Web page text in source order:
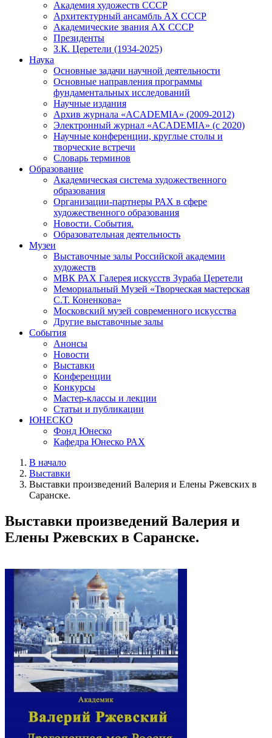
Академия художеств СССР
Архитектурный ансамбль АХ СССР
Академические звания АХ СССР
Президенты
З.К. Церетели (1934-2025)
Наука
Основные задачи научной деятельности
Основные направления программы
фундаментальных исследований
Научные издания
Архив журнала «ACADEMIA» (2009-2012)
Электронный журнал «ACADEMIA» (с 2020)
Научные конференции, круглые столы и
творческие встречи
Словарь терминов
Образование
Академическая система художественного
образования
Организации-партнеры РАХ в сфере
художественного образования
Новости. События.
Образовательная деятельность
Музеи
Выставочные залы Российской академии
художеств
МВК РАХ Галерея искусств Зураба Церетели
Мемориальный Музей «Творческая мастерская
С.Т. Коненкова»
Московский музей современного искусства
Другие выставочные залы
События
Анонсы
Новости
Выставки
Конференции
Конкурсы
Мастер-классы и лекции
Статьи и публикации
ЮНЕСКО
Фонд Юнеско
Кафедра Юнеско РАХ
В начало
Выставки
Выставки произведений Валерия и Елены Ржевских в
Саранске.
Выставки произведений Валерия и
Елены Ржевских в Саранске.